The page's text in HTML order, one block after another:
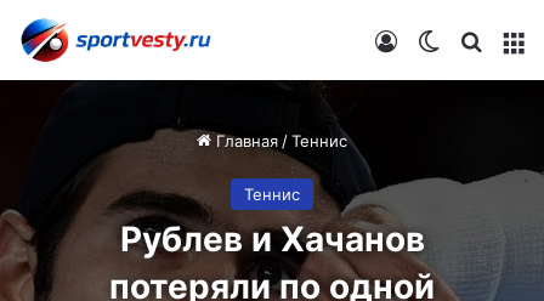
Switch skin
Войти
Главная /Теннис
Теннис
Рублев и Хачанов
потеряли по одной